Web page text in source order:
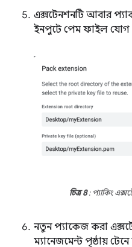
এক্সটেনশনটি আবার
ইনপুটে পেম ফাইল
চিত্র 8: প্যাকিং
নতুন প্যাকেজ করা
ম্যানেজমেন্ট পৃষ্ঠায়